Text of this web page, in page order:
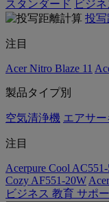
スタンダード ビジネ
投
注目
Acer Nitro Blaze 11
製品タイプ別
空気清浄機 エアサ
注目
Acerpure Cool
Cozy AF551-20W
ビジネス 教育 サポ